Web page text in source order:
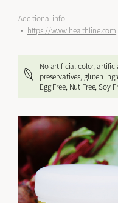
Additional info:
• https://www.healthline.com
No artificial color,
preservatives, gluten
Egg Free, Nut Free, Soy